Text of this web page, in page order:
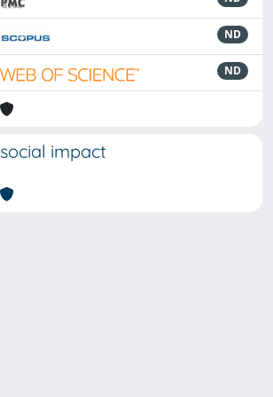
ND
ND
social impact